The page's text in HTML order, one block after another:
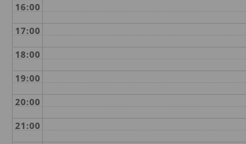
16:00
17:00
18:00
19:00
20:00
21:00